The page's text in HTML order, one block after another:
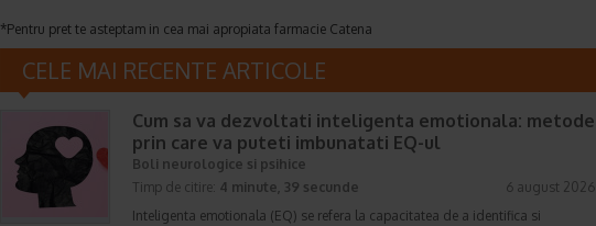
*Pentru pret te asteptam in cea mai apropiata farmacie Catena
CELE MAI RECENTE ARTICOLE
Cum sa va dezvoltati inteligenta emotionala: metode
prin care va puteti imbunatati EQ-ul
Boli neurologice si psihice
Timp de citire: 4 minute, 39 secunde
6 august 2026
Inteligenta emotionala (EQ) se refera la capacitatea de a identifica si